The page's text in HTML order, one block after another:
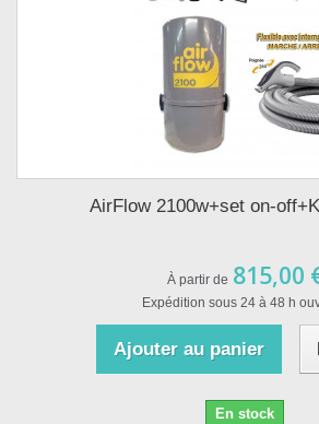
AirFlow 2100w+set on-
À partir de 815,00
Expédition sous 24 à 48 h
Ajouter au panier
En stock